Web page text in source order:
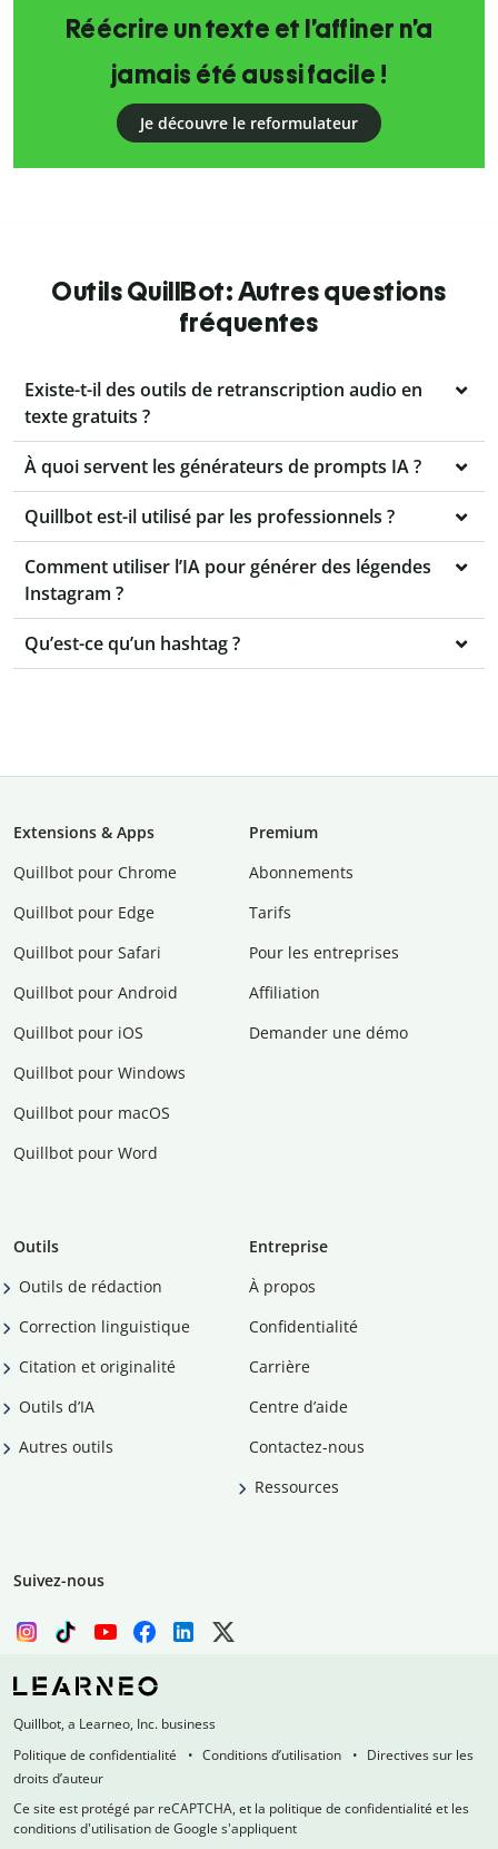
Réécrire un texte et l’affiner n’a
jamais été aussi facile !
Je découvre le reformulateur
Outils QuillBot: Autres questions
fréquentes
Existe-t-il des outils de retranscription audio en
texte gratuits ?
À quoi servent les générateurs de prompts IA ?
Quillbot est-il utilisé par les professionnels ?
Comment utiliser l’IA pour générer des légendes
Instagram ?
Qu’est-ce qu’un hashtag ?
Extensions & Apps
Quillbot pour Chrome
Quillbot pour Edge
Quillbot pour Safari
Quillbot pour Android
Quillbot pour iOS
Quillbot pour Windows
Quillbot pour macOS
Quillbot pour Word
Premium
Abonnements
Tarifs
Pour les entreprises
Affiliation
Demander une démo
Outils
Outils de rédaction
Correction linguistique
Citation et originalité
Outils d’IA
Autres outils
Entreprise
À propos
Confidentialité
Carrière
Centre d’aide
Contactez-nous
Ressources
Suivez-nous
Quillbot, a Learneo, Inc. business
Politique de confidentialité
Conditions d’utilisation
Directives sur les
droits d’auteur
Ce site est protégé par reCAPTCHA, et la politique de confidentialité et les
conditions d'utilisation de Google s'appliquent